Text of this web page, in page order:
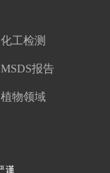
化工检测
MSDS报告
植物领域